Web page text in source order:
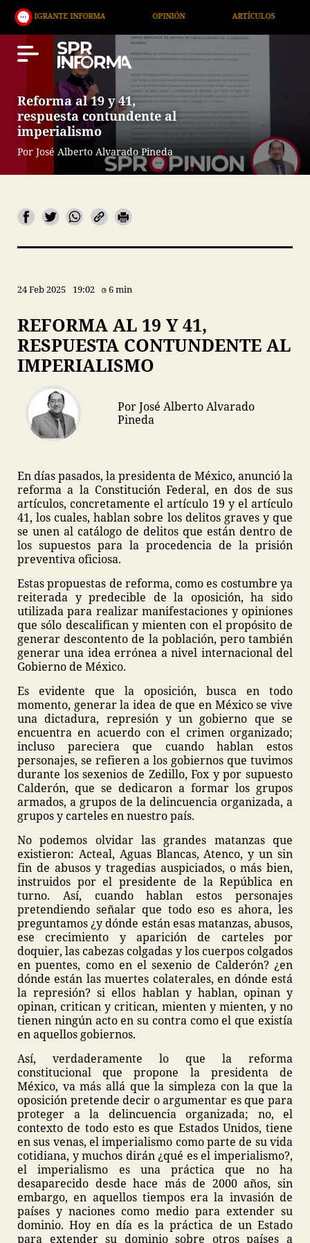
INFORMA OPINIÓN ARTÍCULOS ARTE /
Reforma al 19 y 41,
respuesta contundente al
imperialismo
Por José Alberto Alvarado Pineda
24 Feb 2025 19:02 6 min
REFORMA AL 19 Y 41,
RESPUESTA CONTUNDENTE AL
IMPERIALISMO
Por José Alberto Alvarado
Pineda
En días pasados, la presidenta de México, anunció la
reforma a la Constitución Federal, en dos de sus
artículos, concretamente el artículo 19 y el artículo
41, los cuales, hablan sobre los delitos graves y que
se unen al catálogo de delitos que están dentro de
los supuestos para la procedencia de la prisión
preventiva oficiosa.
Estas propuestas de reforma, como es costumbre ya
reiterada y predecible de la oposición, ha sido
utilizada para realizar manifestaciones y opiniones
que sólo descalifican y mienten con el propósito de
generar descontento de la población, pero también
generar una idea errónea a nivel internacional del
Gobierno de México.
Es evidente que la oposición, busca en todo
momento, generar la idea de que en México se vive
una dictadura, represión y un gobierno que se
encuentra en acuerdo con el crimen organizado;
incluso pareciera que cuando hablan estos
personajes, se refieren a los gobiernos que tuvimos
durante los sexenios de Zedillo, Fox y por supuesto
Calderón, que se dedicaron a formar los grupos
armados, a grupos de la delincuencia organizada, a
grupos y carteles en nuestro país.
No podemos olvidar las grandes matanzas que
existieron: Acteal, Aguas Blancas, Atenco, y un sin
fin de abusos y tragedias auspiciados, o más bien,
instruidos por el presidente de la República en
turno. Así, cuando hablan estos personajes
pretendiendo señalar que todo eso es ahora, les
preguntamos ¿y dónde están esas matanzas, abusos,
ese crecimiento y aparición de carteles por
doquier, las cabezas colgadas y los cuerpos colgados
en puentes, como en el sexenio de Calderón? ¿en
dónde están las muertes colaterales, en dónde está
la represión? si ellos hablan y hablan, opinan y
opinan, critican y critican, mienten y mienten, y no
tienen ningún acto en su contra como el que existía
en aquellos gobiernos.
Así, verdaderamente lo que la reforma
constitucional que propone la presidenta de
México, va más allá que la simpleza con la que la
oposición pretende decir o argumentar es que para
proteger a la delincuencia organizada; no, el
contexto de todo esto es que Estados Unidos, tiene
en sus venas, el imperialismo como parte de su vida
cotidiana, y muchos dirán ¿qué es el imperialismo?,
el imperialismo es una práctica que no ha
desaparecido desde hace más de 2000 años, sin
embargo, en aquellos tiempos era la invasión de
países y naciones como medio para extender su
dominio. Hoy en día es la práctica de un Estado
para extender su dominio sobre otros países a